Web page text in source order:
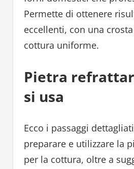
Permette di ottenere
eccellenti, con una
cottura uniforme.
Pietra
si usa
Ecco i passaggi
preparare e utilizzare la
per la cottura, oltre a